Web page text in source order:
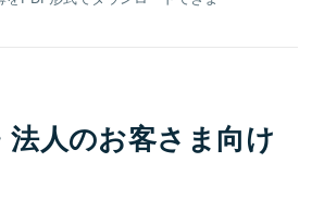
法人のお客さま向け